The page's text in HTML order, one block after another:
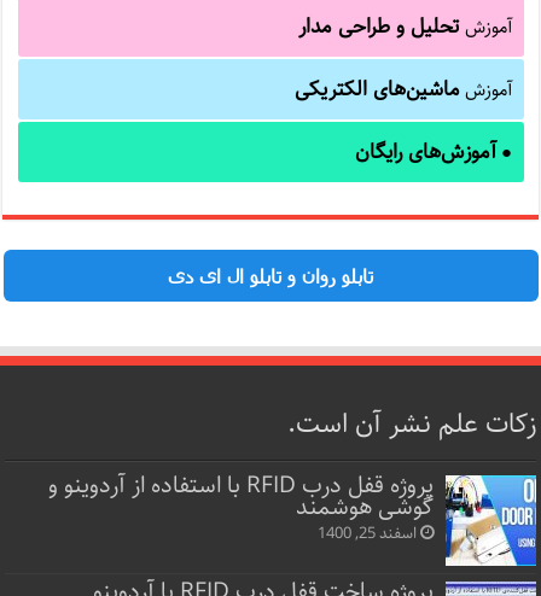
آموزشتحلیل و طراحی مدار
آموزشماشین‌های الکتریکی
●آموزش‌های رایگان
تابلو روان و تابلو ال ای دی
زکات علم نشر آن است.
پروژه قفل‌ درب RFID با استفاده از آردوینو و
گوشی هوشمند
اسفند 25, 1400